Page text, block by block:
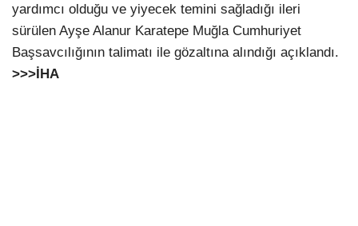
yardımcı olduğu ve yiyecek temini sağladığı ileri
sürülen Ayşe Alanur Karatepe Muğla Cumhuriyet
Başsavcılığının talimatı ile gözaltına alındığı açıklandı.
>>>İHA